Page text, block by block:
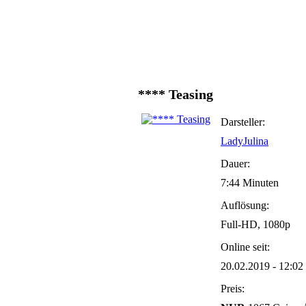
**** Teasing
Darsteller:
LadyJulina
Dauer:
7:44 Minuten
Auflösung:
Full-HD, 1080p
Online seit:
20.02.2019 -
Preis: